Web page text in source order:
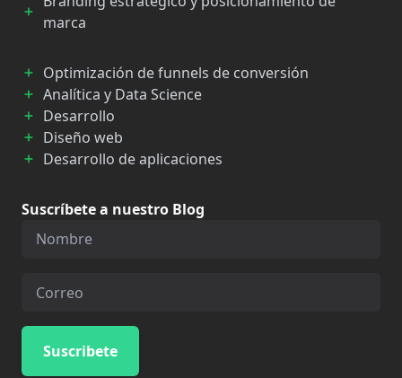
marca
Optimización de funnels de conversión
Analítica y Data Science
Desarrollo
Diseño web
Desarrollo de aplicaciones
Suscríbete a nuestro Blog